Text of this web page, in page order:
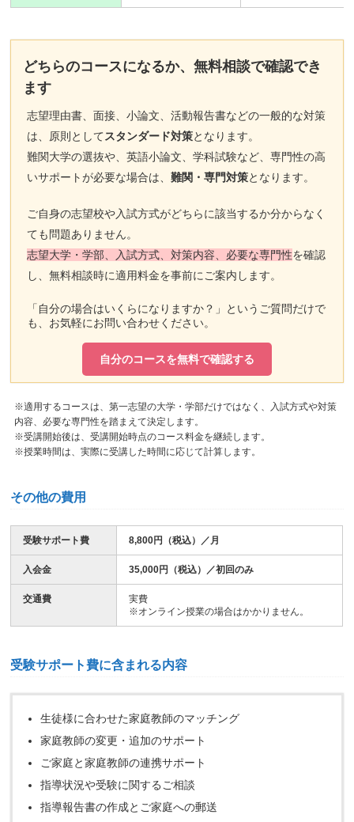
どちらのコースになるか、無料相談で確認でき
ます
志望理由書、面接、小論文、活動報告書などの一般的な対策
は、原則としてスタンダード対策となります。
難関大学の選抜や、英語小論文、学科試験など、専門性の高
いサポートが必要な場合は、難関・専門対策となります。
ご自身の志望校や入試方式がどちらに該当するか分からなく
ても問題ありません。
志望大学・学部、入試方式、対策内容、必要な専門性を確認
し、無料相談時に適用料金を事前にご案内します。
「自分の場合はいくらになりますか？」というご質問だけで
も、お気軽にお問い合わせください。
自分のコースを無料で確認する
※適用するコースは、第一志望の大学・学部だけではなく、入試方式や対策
内容、必要な専門性を踏まえて決定します。
※受講開始後は、受講開始時点のコース料金を継続します。
※授業時間は、実際に受講した時間に応じて計算します。
その他の費用
受験サポート費 8,800円（税込）／月
入会金 35,000円（税込）／初回のみ
交通費
実費
※オンライン授業の場合はかかりません。
受験サポート費に含まれる内容
生徒様に合わせた家庭教師のマッチング
家庭教師の変更・追加のサポート
ご家庭と家庭教師の連携サポート
指導状況や受験に関するご相談
指導報告書の作成とご家庭への郵送